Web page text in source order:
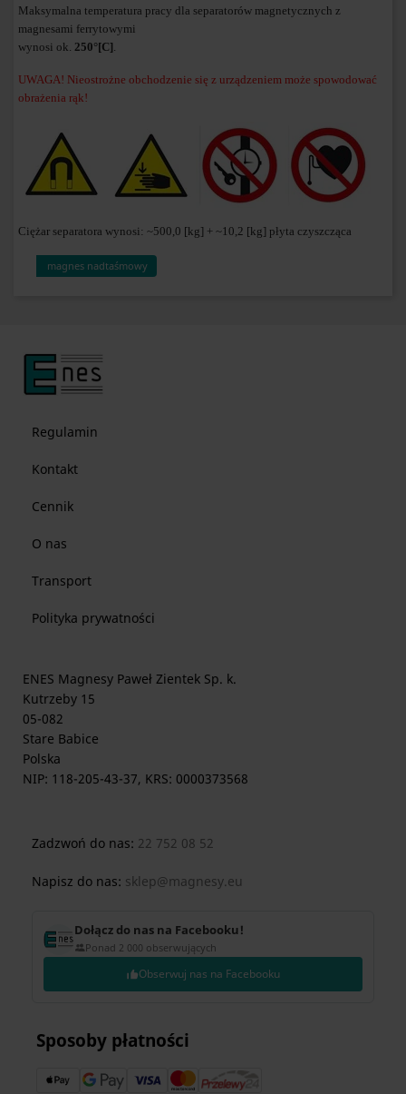
Maksymalna temperatura pracy dla separatorów magnetycznych z
magnesami ferrytowymi
wynosi ok. 250°[C]
UWAGA! Nieostrożne obchodzenie się z urządzeniem może spowodować
obrażenia rąk!
Ciężar separatora wynosi: ~500,0 [kg] + ~10,2 [kg] płyta czyszcząca
magnes nadtaśmowy
Regulamin
Kontakt
Cennik
O nas
Transport
Polityka prywatności
ENES Magnesy Paweł Zientek Sp. k.
Kutrzeby 15
05-082
Stare Babice
Polska
NIP: 118-205-43-37, KRS: 0000373568
Zadzwoń do nas: 22 752 08 52
Napisz do nas: sklep@magnesy.eu
Dołącz do nas na Facebooku!
Ponad 2 000 obserwujących
Obserwuj nas na Facebooku
Sposoby płatności